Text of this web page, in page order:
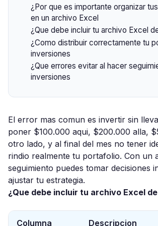
¿Por que es importante organizar
en un archivo Excel
¿Que debe incluir tu archivo Excel
¿Como distribuir correctamente tu
inversiones
¿Que errores evitar al hacer
inversiones
El error mas comun es invertir sin
poner $100.000 aqui, $200.000 alla,
otro lado, y al final del mes no tener
rindio realmente tu portafolio. Con un
seguimiento puedes tomar decisiones
ajustar tu estrategia.
¿Que debe incluir tu archivo Excel
Columna Descripcion